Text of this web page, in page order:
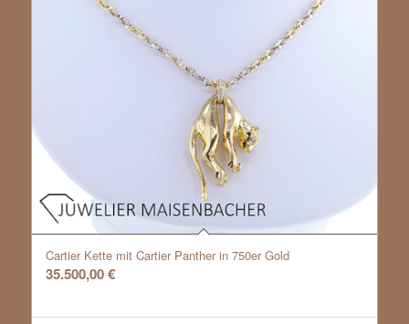
Cartier Kette mit Cartier Panther in 750er Gold
35.500,00€